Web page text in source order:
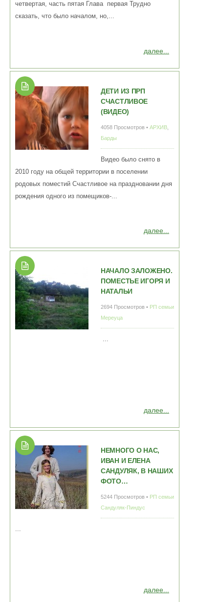
далее...
четвертая, часть пятая Глава первая Трудно
сказать, что было началом, но,...
ДЕТИ ИЗ ПРП
СЧАСТЛИВОЕ
(ВИДЕО)
4058 Просмотров • АРХИВ
Барды
далее...
Видео было снято в
2010 году на общей территории в поселении
родовых поместий Счастливое на праздновании дня
рождения одного из помещиков-...
НАЧАЛО ЗАЛОЖЕНО.
ПОМЕСТЬЕ ИГОРЯ И
НАТАЛЬИ
2694 Просмотров • РП семьи
Мереуца
далее...
...
НЕМНОГО О НАС,
ИВАН И ЕЛЕНА
САНДУЛЯК, В НАШИХ
ФОТО…
5244 Просмотров • РП семьи
Сандуляк-Пиндус
далее...
...